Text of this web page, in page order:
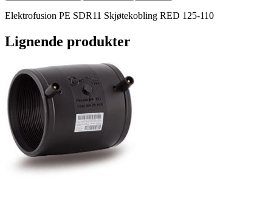
Elektrofusion PE SDR11 Skjøtekobling RED 125-110
Lignende produkter